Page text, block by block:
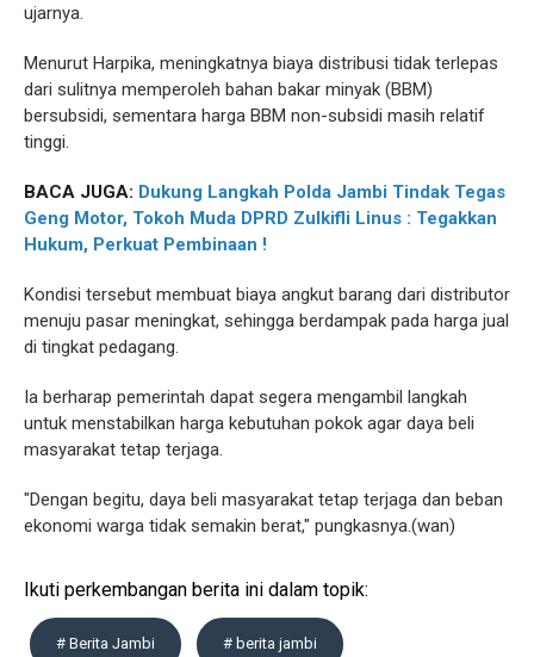
ujarnya.
Menurut Harpika, meningkatnya biaya distribusi tidak terlepas
dari sulitnya memperoleh bahan bakar minyak (BBM)
bersubsidi, sementara harga BBM non-subsidi masih relatif
tinggi.
BACA JUGA: Dukung Langkah Polda Jambi Tindak Tegas
Geng Motor, Tokoh Muda DPRD Zulkifli Linus : Tegakkan
Hukum, Perkuat Pembinaan !
Kondisi tersebut membuat biaya angkut barang dari distributor
menuju pasar meningkat, sehingga berdampak pada harga jual
di tingkat pedagang.
Ia berharap pemerintah dapat segera mengambil langkah
untuk menstabilkan harga kebutuhan pokok agar daya beli
masyarakat tetap terjaga.
"Dengan begitu, daya beli masyarakat tetap terjaga dan beban
ekonomi warga tidak semakin berat," pungkasnya.(wan)
Ikuti perkembangan berita ini dalam topik:
# Berita Jambi # berita jambi